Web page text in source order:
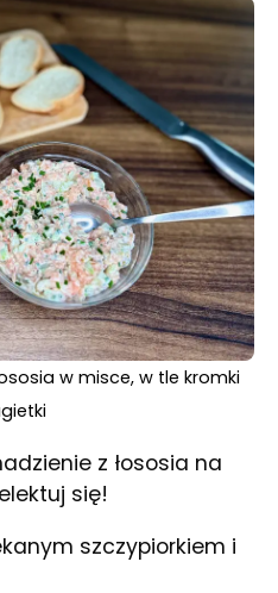
w misce, w tle kromki
z łososia na
się!
szczypiorkiem i